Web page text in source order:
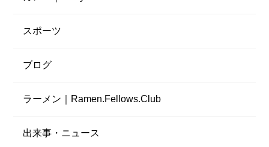
スポーツ
ブログ
ラーメン｜Ramen.Fellows.Club
出来事・ニュース